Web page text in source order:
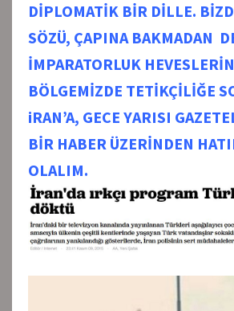
DİPLOMATİK BİR DİLLE.
SÖZÜ, ÇAPINA BAKMADAN
İMPARATORLUK
BÖLGEMİZDE TETİKÇİLİĞE
iRAN’A, GECE YARISI
BİR HABER ÜZERİNDEN
OLALIM.